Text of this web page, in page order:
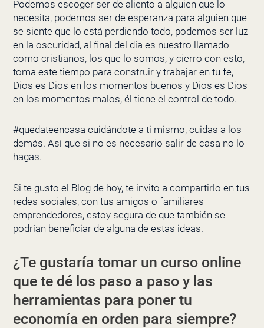
Podemos escoger ser de aliento a alguien que lo
necesita, podemos ser de esperanza para alguien que
se siente que lo está perdiendo todo, podemos ser luz
en la oscuridad, al final del día es nuestro llamado
como cristianos, los que lo somos, y cierro con esto,
toma este tiempo para construir y trabajar en tu fe,
Dios es Dios en los momentos buenos y Dios es Dios
en los momentos malos, él tiene el control de todo.
#quedateencasa cuidándote a ti mismo, cuidas a los
demás. Así que si no es necesario salir de casa no lo
hagas.
Si te gusto el Blog de hoy, te invito a compartirlo en tus
redes sociales, con tus amigos o familiares
emprendedores, estoy segura de que también se
podrían beneficiar de alguna de estas ideas.
¿Te gustaría tomar un curso online
que te dé los paso a paso y las
herramientas para poner tu
economía en orden para siempre?